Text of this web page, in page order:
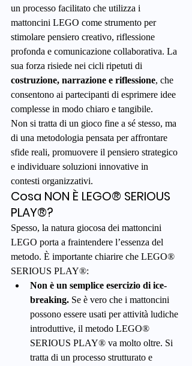
un processo facilitato che utilizza i
mattoncini LEGO come strumento per
stimolare pensiero creativo, riflessione
profonda e comunicazione collaborativa. La
sua forza risiede nei cicli ripetuti di
costruzione, narrazione e riflessione, che
consentono ai partecipanti di esprimere idee
complesse in modo chiaro e tangibile.
Non si tratta di un gioco fine a sé stesso, ma
di una metodologia pensata per affrontare
sfide reali, promuovere il pensiero strategico
e individuare soluzioni innovative in
contesti organizzativi.
Cosa NON È LEGO® SERIOUS
PLAY®?
Spesso, la natura giocosa dei mattoncini
LEGO porta a fraintendere l’essenza del
metodo. È importante chiarire che LEGO®
SERIOUS PLAY®:
Non è un semplice esercizio di ice-
breaking. Se è vero che i mattoncini
possono essere usati per attività ludiche
introduttive, il metodo LEGO®
SERIOUS PLAY® va molto oltre. Si
tratta di un processo strutturato e